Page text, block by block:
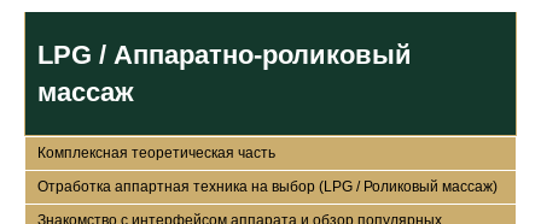
LPG / Аппаратно-роликовый
массаж
Комплексная теоретическая часть
Отработка аппартная техника на выбор (LPG / Роликовый массаж)
Знакомство с интерфейсом аппарата и обзор популярных
ПОЧЕМУ СТОИТ
ВЫБРАТЬ ИМЕННО
НАШУ АКАДЕМИЮ
Большой опыт